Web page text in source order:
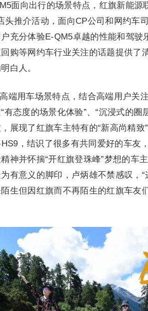
面向出行的场景特点，红旗新能源
头推介活动，面向CP公司和网约车
充分体验E-QM5卓越的性能和驾
购等网约车行业关注的话题提供了
白人。
端用车场景特点，结合高端用户关
有态度的场景化体验”、“沉浸式的
展现了红旗车主特有的“新高尚精
，结识了很多有共同爱好的车友
神并怀揣“开红旗登珠峰”梦想的车
有意义的脚印，卢炳雄不禁感叹，
生但因红旗而不再陌生的红旗车友